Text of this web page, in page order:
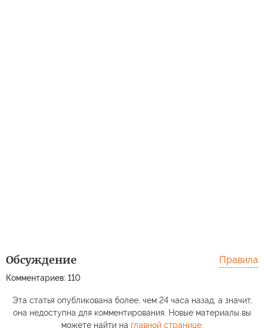
Обсуждение
Комментариев: 110
Правила
Эта статья опубликована более, чем 24 часа назад, а значит,
она недоступна для комментирования. Новые материалы вы
можете найти на главной странице.